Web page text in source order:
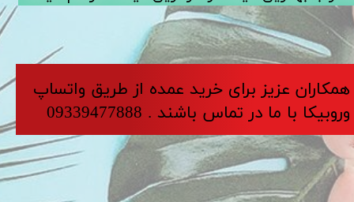
​​​همکاران عزیز برای خرید عمده از طریق واتساپ
وروبیکا با ما در تماس باشند . 09339477888